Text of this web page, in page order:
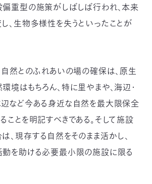
重型の施策がしばしば行われ、本来
、生物多様性を失うといったことが
自然とのふれあいの場の確保は、原生
境はもちろん、特に里やまや、海辺・
など今ある身近な自然を最大限保全
ことを明記すべきである。そして施設
、現存する自然をそのまま活かし、
を助ける必要最小限の施設に限る